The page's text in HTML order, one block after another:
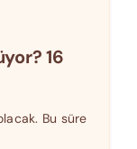
16
Bu süre